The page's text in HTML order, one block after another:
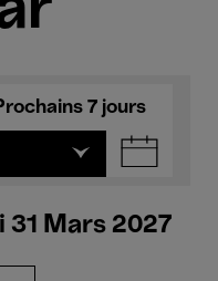
7 jours
31 Mars 2027